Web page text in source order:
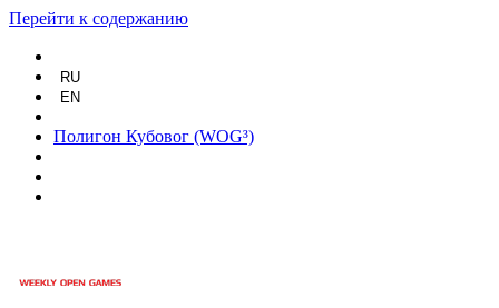
Перейти к содержанию
RU
EN
Полигон Кубовог (WOG³)